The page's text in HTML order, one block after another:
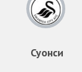
Суонси